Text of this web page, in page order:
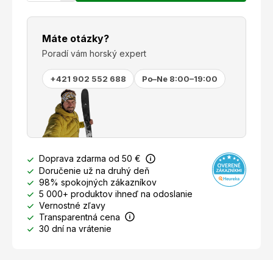
Máte otázky?
Poradí vám horský expert
+421 902 552 688 Po–Ne 8:00–19:00
Doprava zdarma od 50 €
Doručenie už na druhý deň
98% spokojných zákazníkov
5 000+ produktov ihneď na odoslanie
Vernostné zľavy
Transparentná cena
30 dní na vrátenie